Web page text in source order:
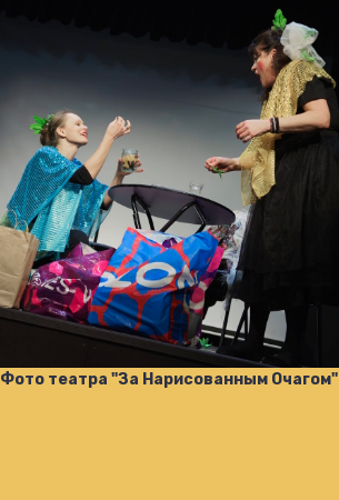
Фото театра "За Нарисованным Очагом"